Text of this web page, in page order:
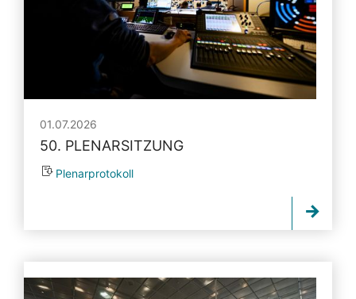
01.07.2026
50. PLENARSITZUNG
Plenarprotokoll